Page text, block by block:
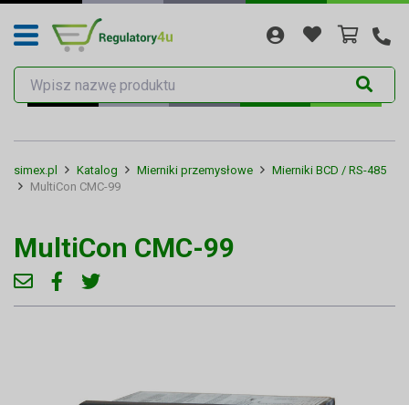
simex.pl Katalog Mierniki przemysłowe
Mierniki BCD / RS-485
MultiCon CMC-99
MultiCon CMC-99